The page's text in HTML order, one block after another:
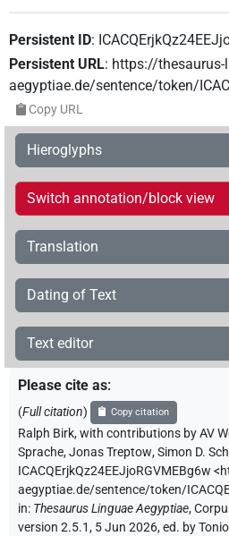
Persistent ID:
Persistent URL: https://thesaurus-
aegyptiae.de/sentence/token/
Copy URL
Hieroglyphs
Switch annotation/block view
Translation
Dating of Text
Text editor
Please cite as:
(Full citation) Copy citation
Ralph Birk,with contributions byAV
Sprache,Jonas Treptow,Simon D.
ICACQErjkQz24EEJjoRGVMEBg6w
aegyptiae.de/sentence/token/
in: Thesaurus Linguae Aegyptiae,
version 2.5.1, 5 Jun 2026, ed. by